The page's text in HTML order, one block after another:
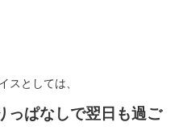
スとしては、
っぱなしで翌日も過ご